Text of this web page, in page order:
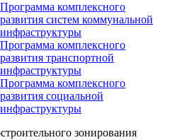
Программа комплексного
развития систем коммунальной
инфраструктуры
Программа комплексного
развития транспортной
инфраструктуры
Программа комплексного
развития социальной
инфраструктуры
зонирования